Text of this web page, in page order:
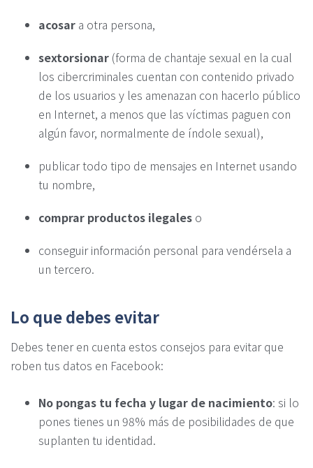
acosar a otra persona,
sextorsionar (forma de chantaje sexual en la cual
los cibercriminales cuentan con contenido privado
de los usuarios y les amenazan con hacerlo público
en Internet, a menos que las víctimas paguen con
algún favor, normalmente de índole sexual),
publicar todo tipo de mensajes en Internet usando
tu nombre,
comprar productos ilegales o
conseguir información personal para vendérsela a
un tercero.
Lo que debes evitar
Debes tener en cuenta estos consejos para evitar que
roben tus datos en Facebook:
No pongas tu fecha y lugar de nacimiento: si lo
pones tienes un 98% más de posibilidades de que
suplanten tu identidad.